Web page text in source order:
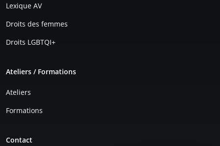
Lexique AV
Droits des femmes
Droits LGBTQI+
Ateliers / Formations
Ateliers
Formations
Contact